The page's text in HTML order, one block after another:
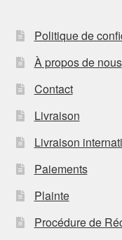
Politique de
À propos de nous
Contact
Livraison
Livraison
Paiements
Plainte
Procédure de